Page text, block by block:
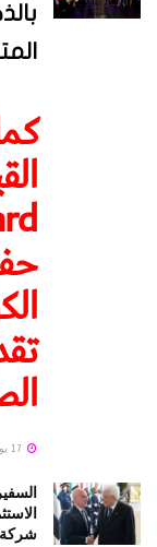
شركة